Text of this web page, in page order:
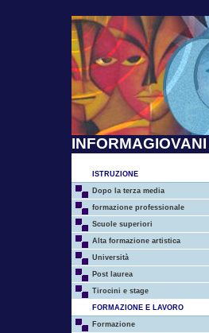
INFORMAGIOVANI
ISTRUZIONE
Dopo la terza media
formazione professionale
Scuole superiori
Alta formazione artistica
Università
Post laurea
Tirocini e stage
FORMAZIONE E LAVORO
Formazione